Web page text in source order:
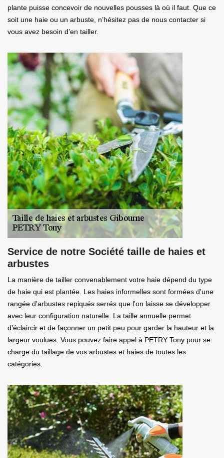
plante puisse concevoir de nouvelles pousses là où il faut. Que ce
soit une haie ou un arbuste, n’hésitez pas de nous contacter si
vous avez besoin d’en tailler.
Service de notre Société taille de haies et
arbustes
La manière de tailler convenablement votre haie dépend du type
de haie qui est plantée. Les haies informelles sont formées d'une
rangée d'arbustes repiqués serrés que l'on laisse se développer
avec leur configuration naturelle. La taille annuelle permet
d’éclaircir et de façonner un petit peu pour garder la hauteur et la
largeur voulues. Vous pouvez faire appel à PETRY Tony pour se
charge du taillage de vos arbustes et haies de toutes les
catégories.